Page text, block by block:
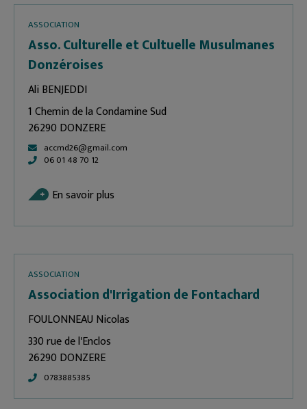
ASSOCIATION
Asso. Culturelle et Cultuelle Musulmanes
Donzéroises
Ali BENJEDDI
1 Chemin de la Condamine Sud
26290 DONZERE
accmd26@gmail.com
06 01 48 70 12
En savoir plus
ASSOCIATION
Association d'Irrigation de Fontachard
FOULONNEAU Nicolas
330 rue de l'Enclos
26290 DONZERE
0783885385